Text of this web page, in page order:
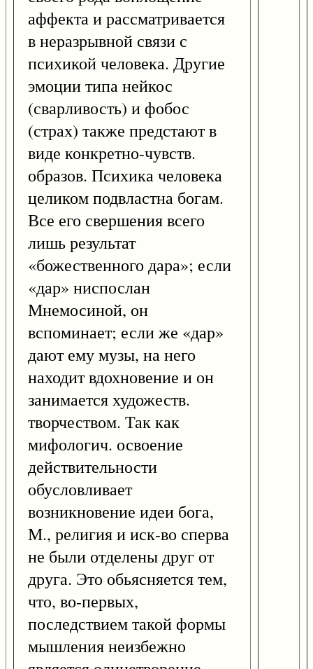
аффекта и рассматривается
в неразрывной связи с
психикой человека. Другие
эмоции типа нейкос
(сварливость) и фобос
(страх) также предстают в
виде конкретно-чувств.
образов. Психика человека
целиком подвластна богам.
Все его свершения всего
лишь результат
«божественного дара»; если
«дар» ниспослан
Мнемосиной, он
вспоминает; если же «дар»
дают ему музы, на него
находит вдохновение и он
занимается художеств.
творчеством. Так как
мифологич. освоение
действительности
обусловливает
возникновение идеи бога,
М., религия и иск-во сперва
не были отделены друг от
друга. Это обьясняется тем,
что, во-первых,
последствием такой формы
мышления неизбежно